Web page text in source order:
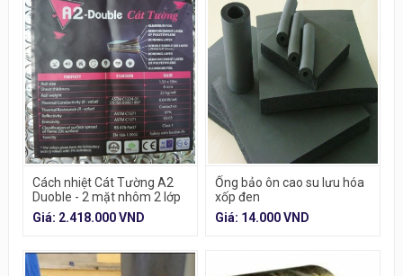
Cách nhiệt Cát Tường A2
Duoble - 2 mặt nhôm 2 lớp
túi khí
Giá: 2.418.000 VND
Ống bảo ôn cao su lưu hóa
xốp đen
Giá: 14.000 VND